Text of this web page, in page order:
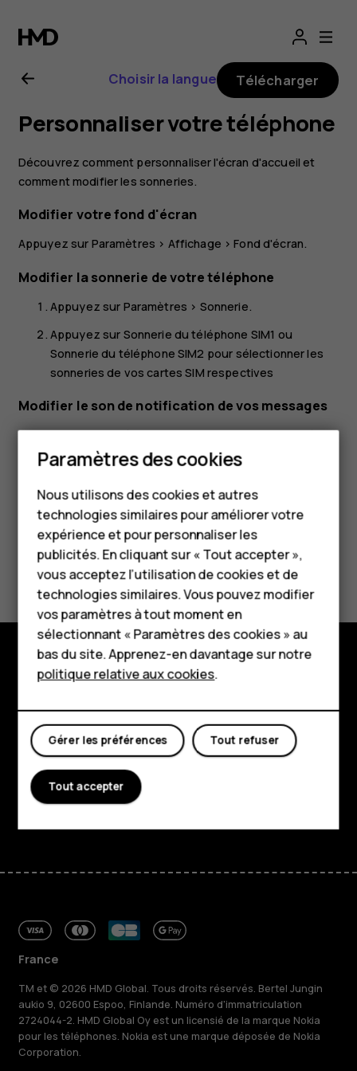
Guide
de
l'utilisateur
Nokia 3.1
Plus
Smartphones
Téléphones classiques
Accessoires
HMD Terra M
Pour les entreprises
Tablettes
Boutique
Choisir la langue Télécharger
Personnaliser votre téléphone
Découvrez comment personnaliser l'écran d'accueil et
comment modifier les sonneries.
Modifier votre fond d'écran
Appuyez sur Paramètres > Affichage >Fond d'écran.
Modifier la sonnerie de votre téléphone
Appuyez sur Paramètres > Sonnerie.
Appuyez sur Sonnerie du téléphone SIM1 ou
Sonnerie du téléphone SIM2 pour sélectionner les
sonneries de vos cartes SIM respectives
Modifier le son de notification de vos messages
Appuyez surParamètres>Sonnerie>Options avancées>
Son de notification par défaut.
Avez-vous trouvé cela utile?
Non
Boutique
À propos
Planet and people
Assistance
FacebookInstagram
Tiktok
France
TM et © 2026 HMD Global. Tous droits réservés. Bertel Jungin
aukio 9, 02600 Espoo, Finlande. Numéro d'immatriculation
2724044-2. HMD Global Oy est un licensié de la marque Nokia
pour les téléphones. Nokia est une marque déposée de Nokia
Corporation.
Paramètres des cookies
Nous utilisons des cookies et autres
technologies similaires pour améliorer votre
expérience et pour personnaliser les
publicités. En cliquant sur « Tout accepter »,
vous acceptez l’utilisation de cookies et de
technologies similaires. Vous pouvez modifier
vos paramètres à tout moment en
sélectionnant « Paramètres des cookies » au
bas du site. Apprenez-en davantage sur notre
politique relative aux cookies.
Tout refuser
Gérer les préférences
Tout accepter